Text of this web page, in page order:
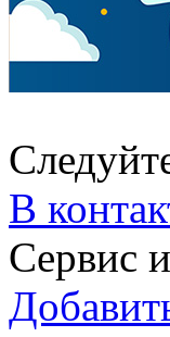
В
Сервис